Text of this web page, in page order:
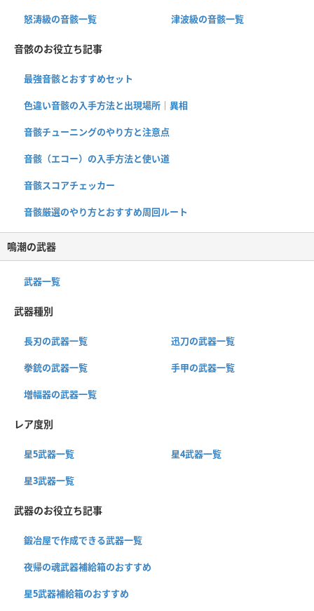
怒涛級の音骸一覧 津波級の音骸一覧
音骸のお役立ち記事
最強音骸とおすすめセット
色違い音骸の入手方法と出現場所｜異相
音骸チューニングのやり方と注意点
音骸（エコー）の入手方法と使い道
音骸スコアチェッカー
音骸厳選のやり方とおすすめ周回ルート
鳴潮の武器
武器一覧
武器種別
長刃の武器一覧 迅刀の武器一覧
拳銃の武器一覧 手甲の武器一覧
増幅器の武器一覧
レア度別
星5武器一覧 星4武器一覧
星3武器一覧
武器のお役立ち記事
鍛冶屋で作成できる武器一覧
夜帰の魂武器補給箱のおすすめ
星5武器補給箱のおすすめ